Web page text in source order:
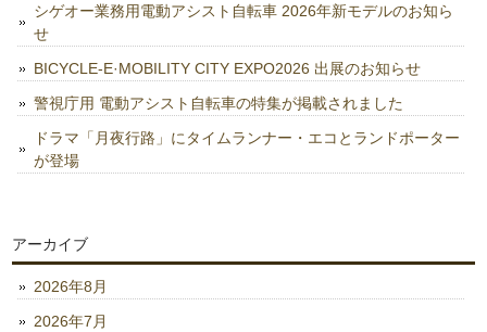
シゲオー業務用電動アシスト自転車 2026年新モデルのお知ら
せ
BICYCLE-E·MOBILITY CITY EXPO2026 出展のお知らせ
警視庁用 電動アシスト自転車の特集が掲載されました
ドラマ「月夜行路」にタイムランナー・エコとランドポーター
が登場
アーカイブ
2026年8月
2026年7月